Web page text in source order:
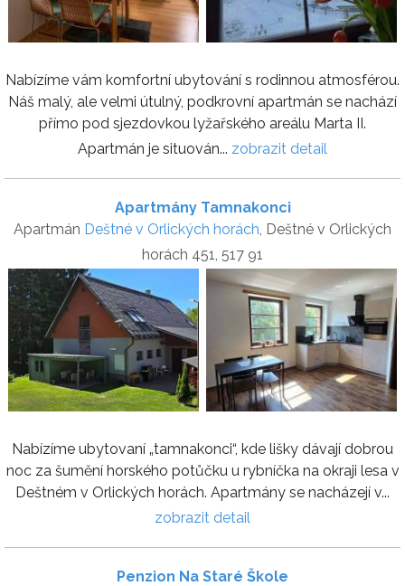
Nabízíme vám komfortní ubytování s rodinnou atmosférou.
Náš malý, ale velmi útulný, podkrovní apartmán se nachází
přímo pod sjezdovkou lyžařského areálu Marta II.
Apartmán je situován... zobrazit detail
Apartmány Tamnakonci
Apartmán Deštné v Orlických horách , Deštné v Orlických
horách 451, 517 91
Nabízíme ubytovaní „tamnakonci“, kde lišky dávají dobrou
noc za šumění horského potůčku u rybníčka na okraji lesa v
Deštném v Orlických horách. Apartmány se nacházejí v...
zobrazit detail
Penzion Na Staré Škole